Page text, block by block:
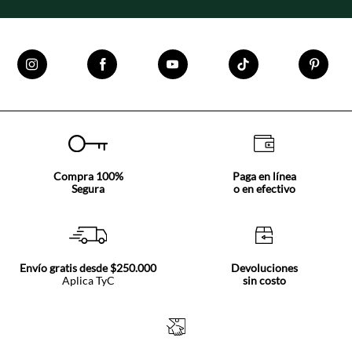
Compra 100%
Segura
Paga en línea
o en efectivo
Envío gratis desde $250.000
Aplica TyC
Devoluciones
sin costo